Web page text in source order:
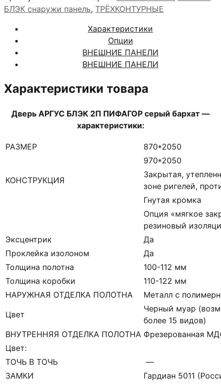
2П
серый
бархат
БЛЭК снаружи панель, ТРЁХКОНТУРНЫЕ
Характеристики
Опции
ВНЕШНИЕ ПАНЕЛИ
ВНЕШНИЕ ПАНЕЛИ
Характеристики товара
Дверь АРГУС БЛЭК 2П ПИФАГОР серый бархат —
характеристики:
РАЗМЕР
870*2050
970*2050
КОНСТРУКЦИЯ
Закрытая,
зоне ригелей,
Гнутая кромка
Опция «мягкое
резиновый
Эксцентрик
Да
Проклейка изолоном
Да
Толщина полотна
100-112 мм
Толщина коробки
110-122 мм
НАРУЖНАЯ ОТДЕЛКА ПОЛОТНА
Металл с
Цвет
Черный муар
более 15 видов)
ВНУТРЕННЯЯ ОТДЕЛКА ПОЛОТНА Фрезерованная
Цвет:
ТОЧЬ В ТОЧЬ
—
ЗАМКИ
Гардиан 5011